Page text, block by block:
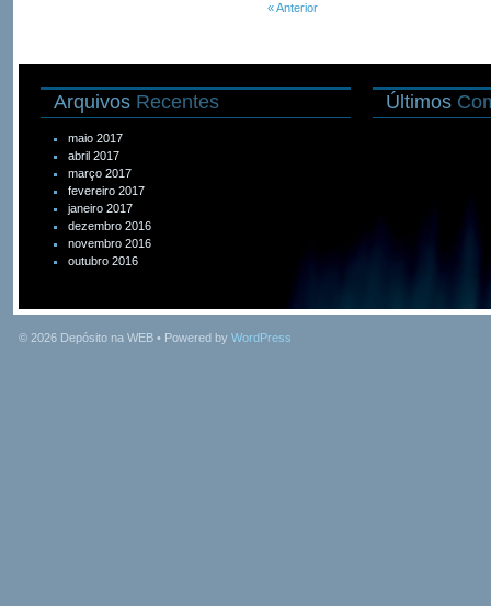
« Anterior
Arquivos Recentes
maio 2017
abril 2017
março 2017
fevereiro 2017
janeiro 2017
dezembro 2016
novembro 2016
outubro 2016
Últimos
© 2026 Depósito na WEB • Powered by WordPress